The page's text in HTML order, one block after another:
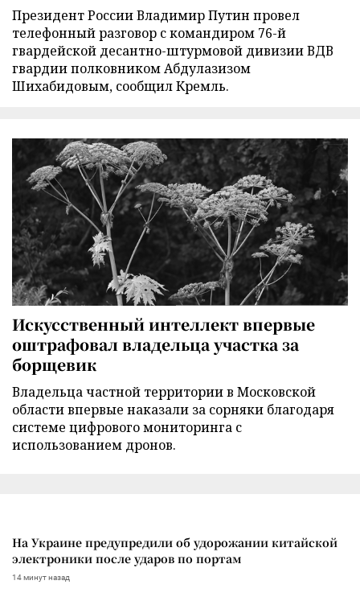
Президент России Владимир Путин провел
телефонный разговор с командиром 76-й
гвардейской десантно-штурмовой дивизии ВДВ
гвардии полковником Абдулазизом
Шихабидовым, сообщил Кремль.
Искусственный интеллект впервые
оштрафовал владельца участка за
борщевик
Владельца частной территории в Московской
области впервые наказали за сорняки благодаря
системе цифрового мониторинга с
использованием дронов.
На Украине предупредили об удорожании китайской
электроники после ударов по портам
14 минут назад